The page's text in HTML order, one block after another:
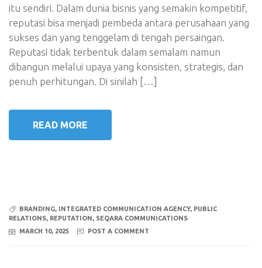
itu sendiri. Dalam dunia bisnis yang semakin kompetitif,
reputasi bisa menjadi pembeda antara perusahaan yang
sukses dan yang tenggelam di tengah persaingan.
Reputasi tidak terbentuk dalam semalam namun
dibangun melalui upaya yang konsisten, strategis, dan
penuh perhitungan. Di sinilah […]
READ MORE
BRANDING, INTEGRATED COMMUNICATION AGENCY, PUBLIC
RELATIONS, REPUTATION, SEQARA COMMUNICATIONS
MARCH 10, 2025
POST A COMMENT